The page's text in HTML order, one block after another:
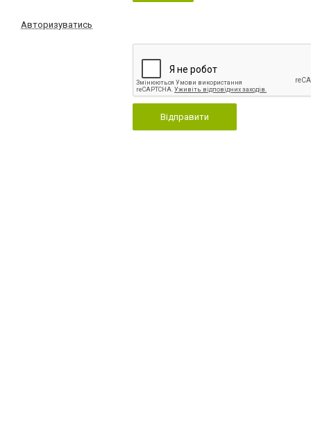
Авторизуватись
Відправити